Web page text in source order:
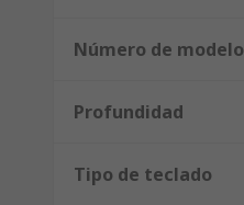
Número de modelo
Profundidad
Tipo de teclado